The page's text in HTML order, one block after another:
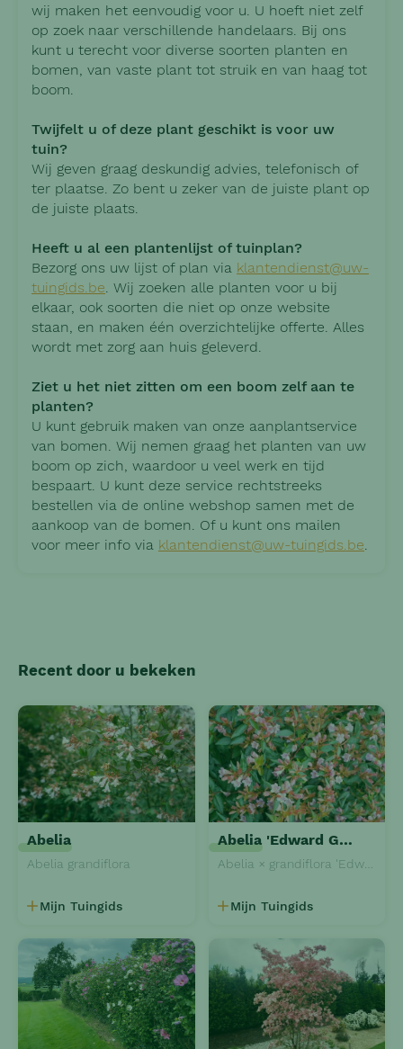
wij maken het eenvoudig voor u. U hoeft niet zelf
op zoek naar verschillende handelaars. Bij ons
kunt u terecht voor diverse soorten planten en
bomen, van vaste plant tot struik en van haag tot
boom.
Twijfelt u of deze plant geschikt is voor uw
tuin?
Wij geven graag deskundig advies, telefonisch of
ter plaatse. Zo bent u zeker van de juiste plant op
de juiste plaats.
Heeft u al een plantenlijst of tuinplan?
Bezorg ons uw lijst of plan via klantendienst@uw-
tuingids.be. Wij zoeken alle planten voor u bij
elkaar, ook soorten die niet op onze website
staan, en maken één overzichtelijke offerte. Alles
wordt met zorg aan huis geleverd.
Ziet u het niet zitten om een boom zelf aan te
planten?
U kunt gebruik maken van onze aanplantservice
van bomen. Wij nemen graag het planten van uw
boom op zich, waardoor u veel werk en tijd
bespaart. U kunt deze service rechtstreeks
bestellen via de online webshop samen met de
aankoop van de bomen. Of u kunt ons mailen
voor meer info via klantendienst@uw-tuingids.be.
Recent door u bekeken
Abelia
Abelia grandiflora
Mijn Tuingids
Abelia 'Edward Goucher'
Abelia × grandiflora 'Edward Goucher'
Mijn Tuingids